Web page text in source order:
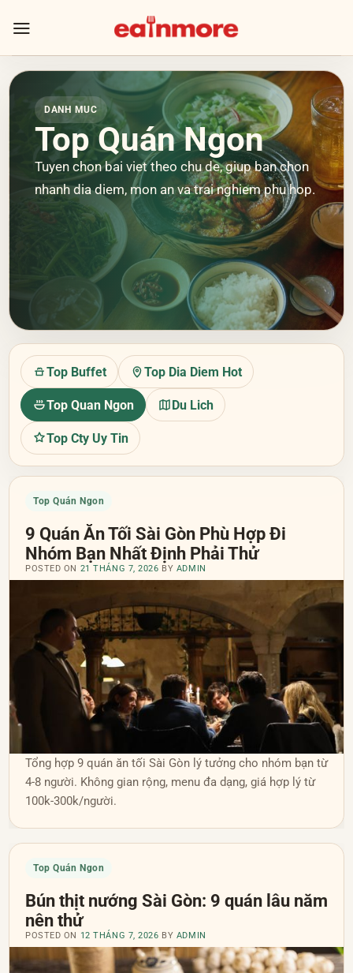
content
DANH MUC
Top Quán Ngon
Tuyen chon bai viet theo chu de, giup ban chon
nhanh dia diem, mon an va trai nghiem phu hop.
Top Buffet Top Dia Diem Hot
Top Quan Ngon Du Lich
Top Cty Uy Tin
Top Quán Ngon
9 Quán Ăn Tối Sài Gòn Phù Hợp Đi
Nhóm Bạn Nhất Định Phải Thử
POSTED ON 21 THÁNG 7, 2026 BY ADMIN
Tổng hợp 9 quán ăn tối Sài Gòn lý tưởng cho nhóm bạn từ
4-8 người. Không gian rộng, menu đa dạng, giá hợp lý từ
100k-300k/người.
Top Quán Ngon
Bún thịt nướng Sài Gòn: 9 quán lâu năm
nên thử
POSTED ON 12 THÁNG 7, 2026 BY ADMIN